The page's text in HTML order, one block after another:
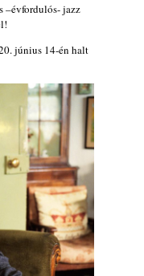
John Scofield
Scofield
D
évekből - 84.
–évfordulós- jazz
június 14-én halt